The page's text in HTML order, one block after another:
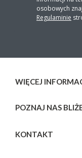
osobowych
Regulaminie
WIĘCEJ
POZNAJ NAS
KONTAKT